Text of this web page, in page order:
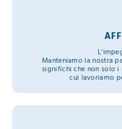
Manteniamo la nostra
significhi che non solo
cui lavoriamo